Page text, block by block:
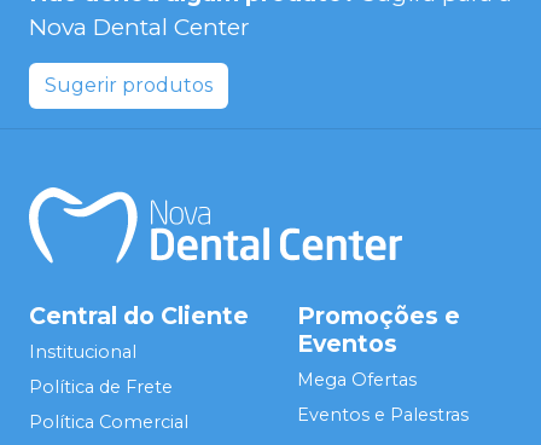
Nova Dental Center
Sugerir produtos
Central do Cliente
Institucional
Política de Frete
Política Comercial
Promoções e
Eventos
Mega Ofertas
Eventos e Palestras